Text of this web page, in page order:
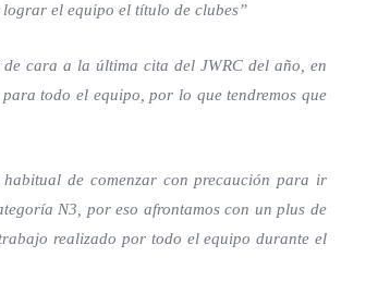
lograr el equipo el título de clubes”
cara a la última cita del JWRC del año, en
todo el equipo, por lo que tendremos que
de comenzar con precaución para ir
N3, por eso afrontamos con un plus de
realizado por todo el equipo durante el